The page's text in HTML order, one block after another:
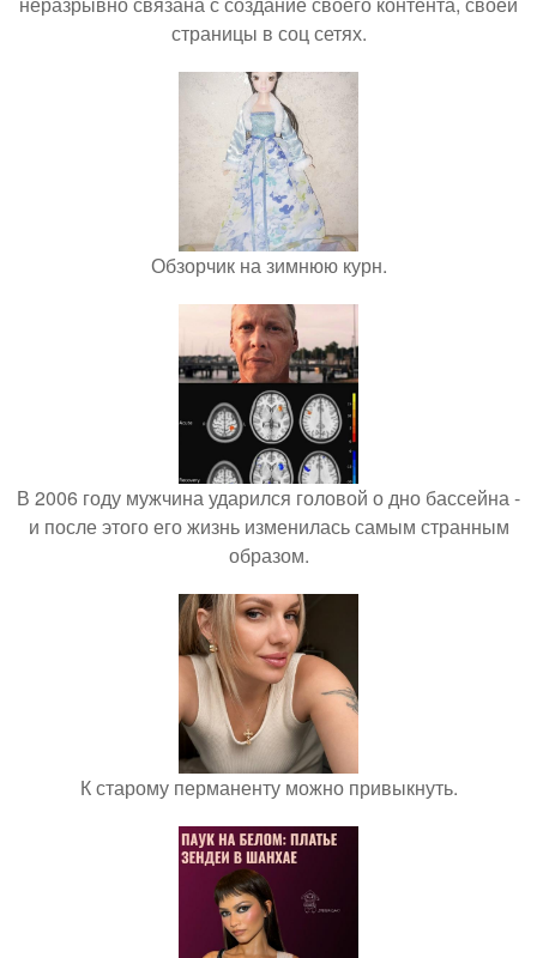
страницы в соц сетях.
Обзорчик на зимнюю курн.
В 2006 году мужчина ударился головой о дно бассейна -
и после этого его жизнь изменилась самым странным
образом.
К старому перманенту можно привыкнуть.